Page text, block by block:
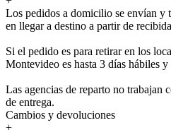
Los pedidos a domicilio se envían y
en llegar a destino a partir de
Si el pedido es para retirar en los
Montevideo es hasta 3 días hábiles
Las agencias de reparto no trabajan
de entrega.
Cambios y devoluciones
+